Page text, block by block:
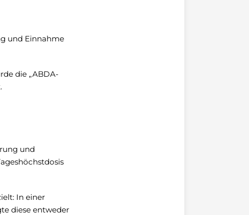
und Einnahme
die „ABDA-
und
In einer
diese entweder